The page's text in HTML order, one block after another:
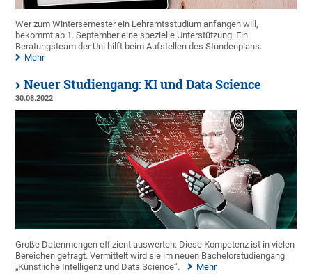
Wer zum Wintersemester ein Lehramtsstudium anfangen will,
bekommt ab 1. September eine spezielle Unterstützung: Ein
Beratungsteam der Uni hilft beim Aufstellen des Stundenplans.
Mehr
Neuer Studiengang: KI und Data Science
30.08.2022
Große Datenmengen effizient auswerten: Diese Kompetenz ist in vielen
Bereichen gefragt. Vermittelt wird sie im neuen Bachelorstudiengang
„Künstliche Intelligenz und Data Science“.
Mehr